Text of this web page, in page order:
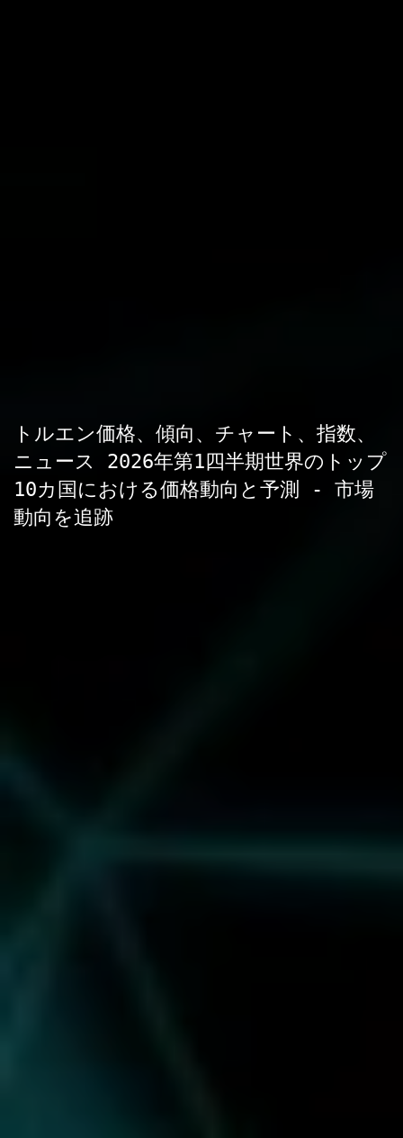
トルエン価格、傾向、チャート、指数、
ニュース 2026年第1四半期世界のトップ
10カ国における価格動向と予測 - 市場
動向を追跡